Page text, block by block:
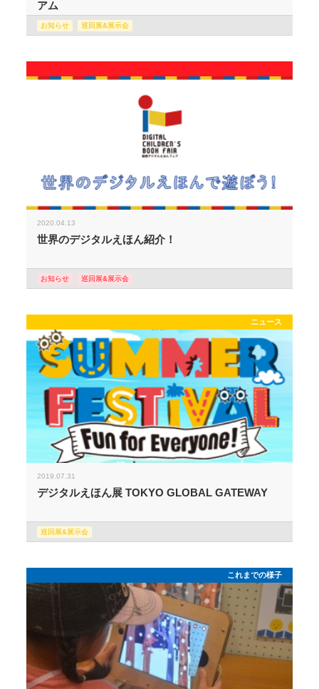
アム
お知らせ 巡回展&展示会
2020.04.13
世界のデジタルえほん紹介！
お知らせ 巡回展&展示会
ニュース
2019.07.31
デジタルえほん展 TOKYO GLOBAL GATEWAY
巡回展&展示会
これまでの様子